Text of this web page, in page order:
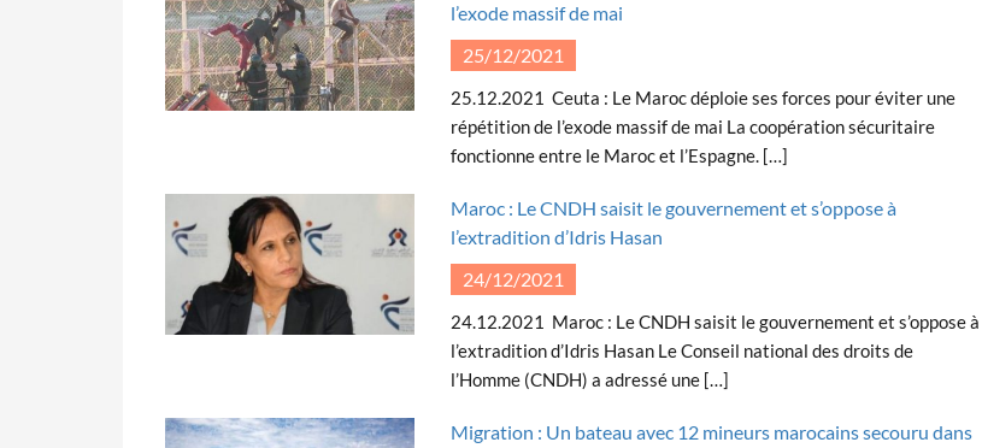
l’exode massif de mai
25/12/2021
25.12.2021 Ceuta : Le Maroc déploie ses forces pour éviter une
répétition de l’exode massif de mai La coopération sécuritaire
fonctionne entre le Maroc et l’Espagne. […]
Maroc : Le CNDH saisit le gouvernement et s’oppose à
l’extradition d’Idris Hasan
24/12/2021
24.12.2021 Maroc : Le CNDH saisit le gouvernement et s’oppose à
l’extradition d’Idris Hasan Le Conseil national des droits de
l’Homme (CNDH) a adressé une […]
Migration : Un bateau avec 12 mineurs marocains secouru dans